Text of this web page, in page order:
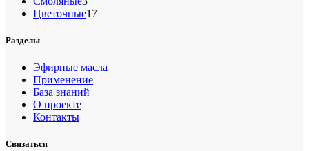
товара
Цветочные1717
Разделы
Эфирные масла
Применение
База знаний
О проекте
Контакты
Связаться